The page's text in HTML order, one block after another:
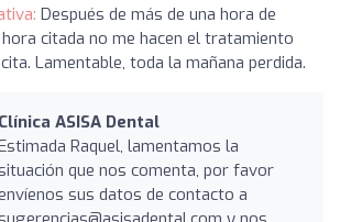
Después de más de una hora de
citada no me hacen el tratamiento
Lamentable, toda la mañana perdida.
Clínica ASISA Dental
Raquel, lamentamos la
que nos comenta, por favor
sus datos de contacto a